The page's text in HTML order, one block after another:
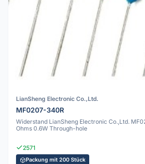
LianSheng Electronic Co.,Ltd.
MF0207-340R
Widerstand LianSheng Electronic Co.,Ltd.
Ohms 0.6W Through-hole
2571
Packung mit 200 Stück